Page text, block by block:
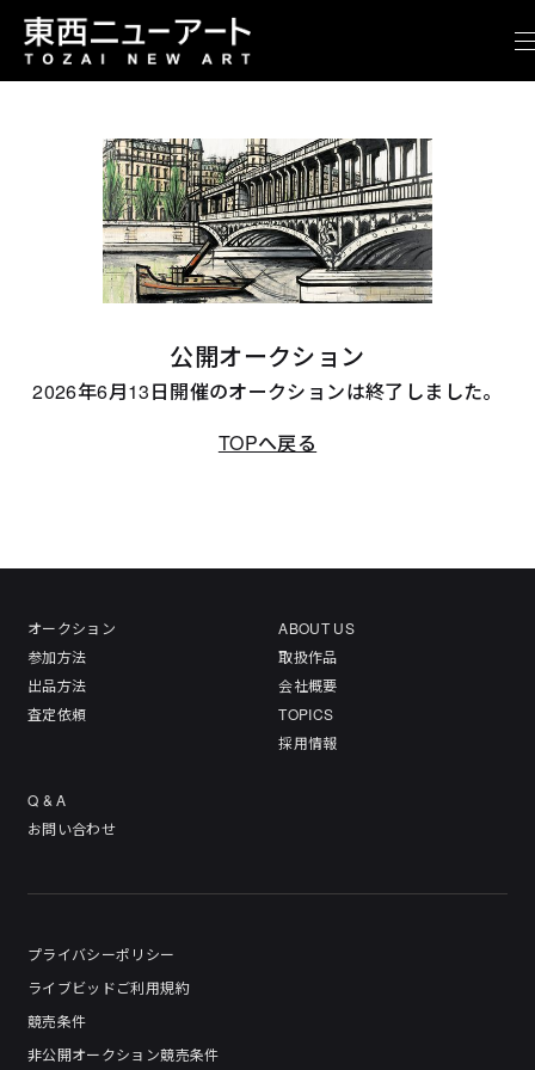
公開オークション
2026年6月13日開催のオークションは終了しました。
TOPへ戻る
オークション
参加方法
出品方法
査定依頼
ABOUT US
取扱作品
会社概要
TOPICS
採用情報
Q & A
お問い合わせ
プライバシーポリシー
ライブビッドご利用規約
競売条件
非公開オークション競売条件